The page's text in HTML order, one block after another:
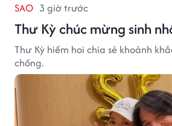
SAO 3 giờ trước
Thư Kỳ chúc mừng sinh
Thư Kỳ hiếm hoi chia sẻ khoảnh
chồng.